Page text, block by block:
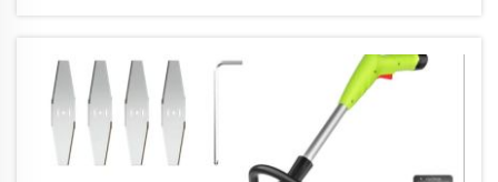
supranta, kas yra geras žolės pjovimo
visiems skirtingiems...